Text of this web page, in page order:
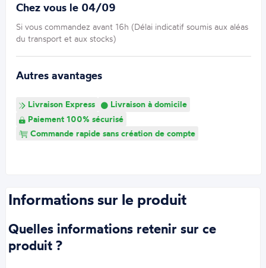
Chez vous le 04/09
Si vous commandez avant 16h (Délai indicatif soumis aux aléas
du transport et aux stocks)
Autres avantages
Livraison Express
Livraison à domicile
Paiement 100% sécurisé
Commande rapide sans création de compte
Informations sur le produit
Quelles informations retenir sur ce
produit ?